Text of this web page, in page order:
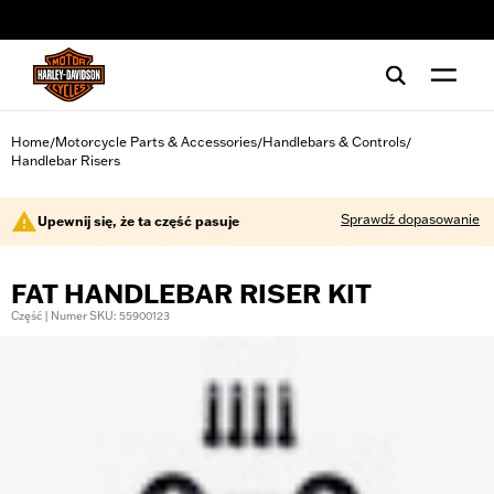
Home/Motorcycle Parts & Accessories/Handlebars & Controls/
Handlebar Risers
Upewnij się, że ta część pasuje Sprawdź dopasowanie
FAT HANDLEBAR RISER KIT
Część | Numer SKU: 55900123